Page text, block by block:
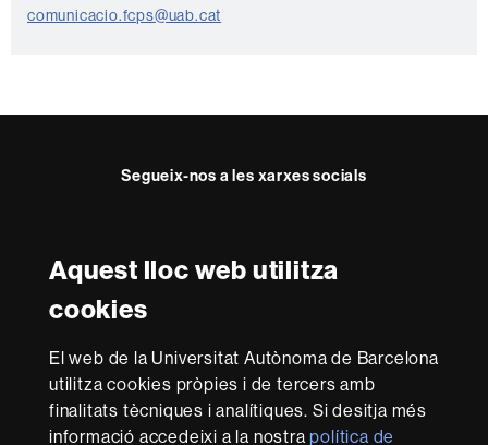
Aquest lloc web utilitza
cookies
El web de la Universitat Autònoma de Barcelona
utilitza cookies pròpies i de tercers amb
finalitats tècniques i analítiques. Si desitja més
informació accedeixi a la nostrapolítica de
t
t
comunicacio.fcps@uab.cat
Segueix-nos a les xarxes socials
Reconeixement internacional de l'excel·lència
in
Research
-
Euraxess
Amb el finançament de